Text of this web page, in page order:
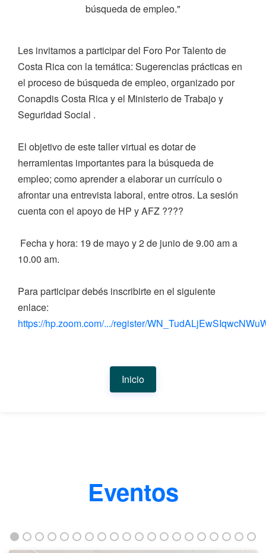
búsqueda de empleo."
Les invitamos a participar del Foro Por Talento de
Costa Rica con la temática: Sugerencias prácticas en
el proceso de búsqueda de empleo, organizado por
Conapdis Costa Rica y el Ministerio de Trabajo y
Seguridad Social .
El objetivo de este taller virtual es dotar de
herramientas importantes para la búsqueda de
empleo; como aprender a elaborar un currículo o
afrontar una entrevista laboral, entre otros. La sesión
cuenta con el apoyo de HP y AFZ ????
Fecha y hora: 19 de mayo y 2 de junio de 9.00 am a
10.00 am.
Para participar debés inscribirte en el siguiente
enlace:
https://hp.zoom.com/.../register/
Inicio
Eventos